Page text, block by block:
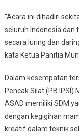
“Acara ini dihadiri
seluruh Indonesia dan
secara luring dan
kata Ketua Panitia
Dalam kesempatan
Pencak Silat (PB
ASAD memiliki SDM
dengan kegigihan
kreatif dalam teknik